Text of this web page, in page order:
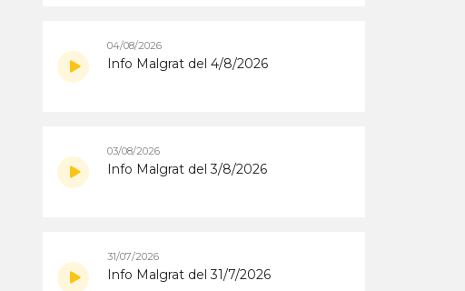
04/08/2026
Info Malgrat del 4/8/2026
03/08/2026
Info Malgrat del 3/8/2026
31/07/2026
Info Malgrat del 31/7/2026